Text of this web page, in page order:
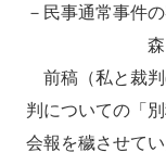
－民事通常事件
森 脇
前稿（私と裁判
判についての「
会報を穢させて